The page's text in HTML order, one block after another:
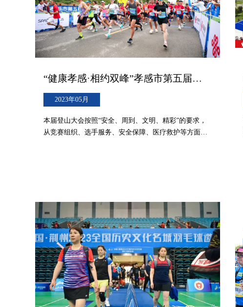
“健康孝感·相约双峰”孝感市第五届登山大会圆满收官！
2023年05月
本届登山大会按照“安全、周到、文明、精彩”的要求，
从竞赛组织、选手服务、安全保障、医疗救护等方面进